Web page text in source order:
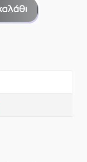
διάβρωσης
οπλισμού